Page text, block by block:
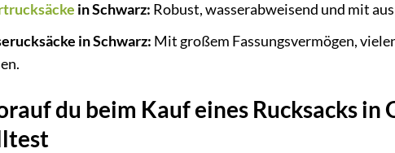
in Schwarz: Robust, wasserabweisend und mit
in Schwarz: Mit großem Fassungsvermögen,
du beim Kauf eines Rucksacks in